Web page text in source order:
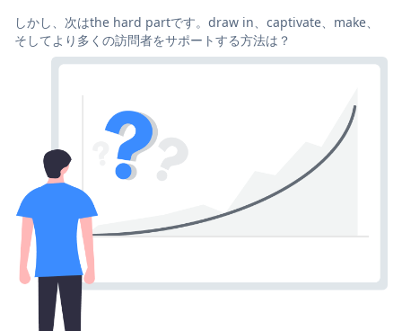
しかし、次はthe hard partです。draw in、captivate、make、
そしてより多くの訪問者をサポートする方法は？